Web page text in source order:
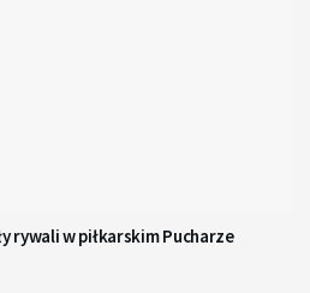
rywali w piłkarskim Pucharze